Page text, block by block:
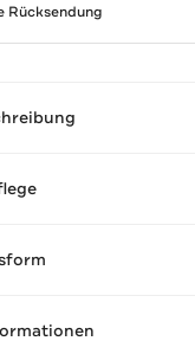
Rücksendung